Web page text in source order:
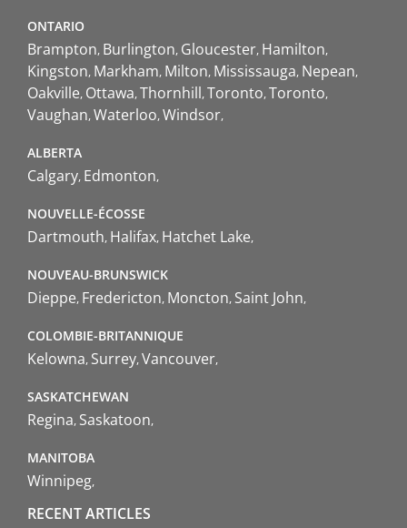
ONTARIO
Brampton Burlington Gloucester Hamilton
Kingston Markham Milton Mississauga Nepean
Oakville Ottawa Thornhill Toronto Toronto
Vaughan Waterloo Windsor
ALBERTA
Calgary Edmonton
NOUVELLE-ÉCOSSE
Dartmouth Halifax Hatchet Lake
NOUVEAU-BRUNSWICK
Dieppe Fredericton Moncton Saint John
COLOMBIE-BRITANNIQUE
Kelowna Surrey Vancouver
SASKATCHEWAN
Regina Saskatoon
MANITOBA
Winnipeg
RECENT ARTICLES